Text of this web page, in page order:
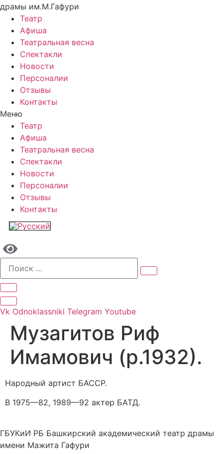
драмы им.М.Гафури
Театр
Афиша
Театральная весна
Спектакли
Новости
Персоналии
Отзывы
Контакты
Меню
Театр
Афиша
Театральная весна
Спектакли
Новости
Персоналии
Отзывы
Контакты
Vk Odnoklassniki Telegram Youtube
Музагитов Риф
Имамович (р.1932).
Народный артист БАССР.
В 1975—82, 1989—92 актер БАТД.
ГБУКиИ РБ Башкирский академический театр драмы
имени Мажита Гафури